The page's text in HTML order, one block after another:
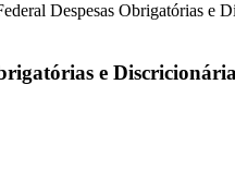
Despesas Obrigatórias e
e